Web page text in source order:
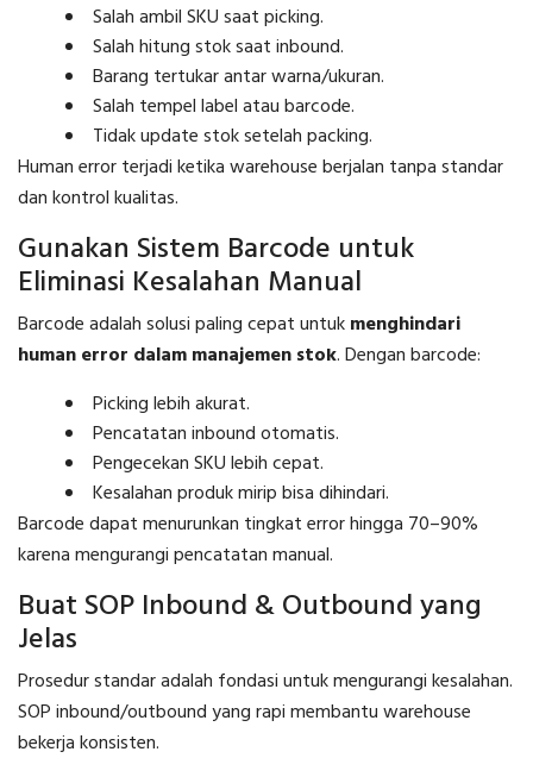
Salah ambil SKU saat picking.
Salah hitung stok saat inbound.
Barang tertukar antar warna/ukuran.
Salah tempel label atau barcode.
Tidak update stok setelah packing.
Human error terjadi ketika warehouse berjalan tanpa standar
dan kontrol kualitas.
Gunakan Sistem Barcode untuk
Eliminasi Kesalahan Manual
Barcode adalah solusi paling cepat untukmenghindari
human error dalam manajemen stok. Dengan barcode:
Picking lebih akurat.
Pencatatan inbound otomatis.
Pengecekan SKU lebih cepat.
Kesalahan produk mirip bisa dihindari.
Barcode dapat menurunkan tingkat error hingga 70–90%
karena mengurangi pencatatan manual.
Buat SOP Inbound & Outbound yang
Jelas
Prosedur standar adalah fondasi untuk mengurangi kesalahan.
SOP inbound/outbound yang rapi membantu warehouse
bekerja konsisten.